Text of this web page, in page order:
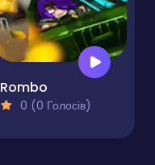
Rombo
0 (0 Голосів)